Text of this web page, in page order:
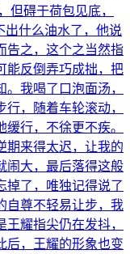
但碍于荷包见底，
什么油水了，他说
告之，这个之当然指
能反倒弄巧成拙，把
我喝了口泡面汤，
，随着车轮滚动，
行，不徐更不疾。
期来得太迟，让我的
闹大，最后落得这般
掉了，唯独记得说了
自尊不轻易让步，我
耀指尖仍在发抖，
后，王耀的形象也变